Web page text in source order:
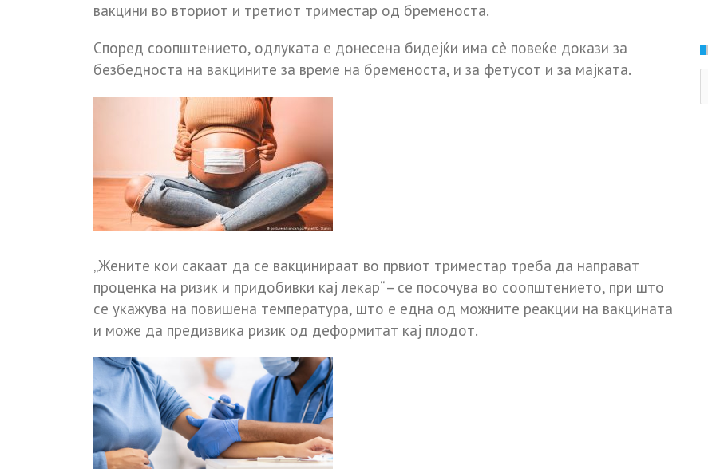
вакцини во вториот и третиот триместар од бременоста.
Според соопштението, одлуката е донесена бидејќи има сè повеќе докази за
безбедноста на вакцините за време на бременоста, и за фетусот и за мајката.
„Жените кои сакаат да се вакцинираат во првиот триместар треба да направат
проценка на ризик и придобивки кај лекар“ – се посочува во соопштението, при што
се укажува на повишена температура, што е една од можните реакции на вакцината
и може да предизвика ризик од деформитат кај плодот.